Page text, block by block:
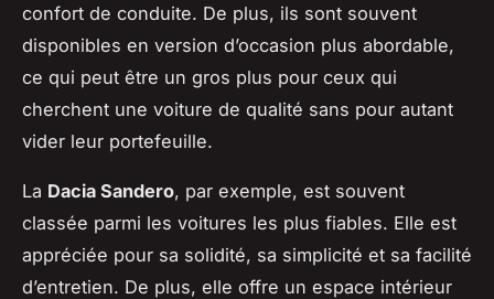
confort de conduite. De plus, ils sont souvent
disponibles en version d’occasion plus abordable,
ce qui peut être un gros plus pour ceux qui
cherchent une voiture de qualité sans pour autant
vider leur portefeuille.
La Dacia Sandero, par exemple, est souvent
classée parmi les voitures les plus fiables. Elle est
appréciée pour sa solidité, sa simplicité et sa facilité
d’entretien. De plus, elle offre un espace intérieur